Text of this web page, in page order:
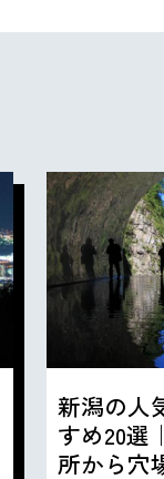
新潟の人
すめ20選
所から穴